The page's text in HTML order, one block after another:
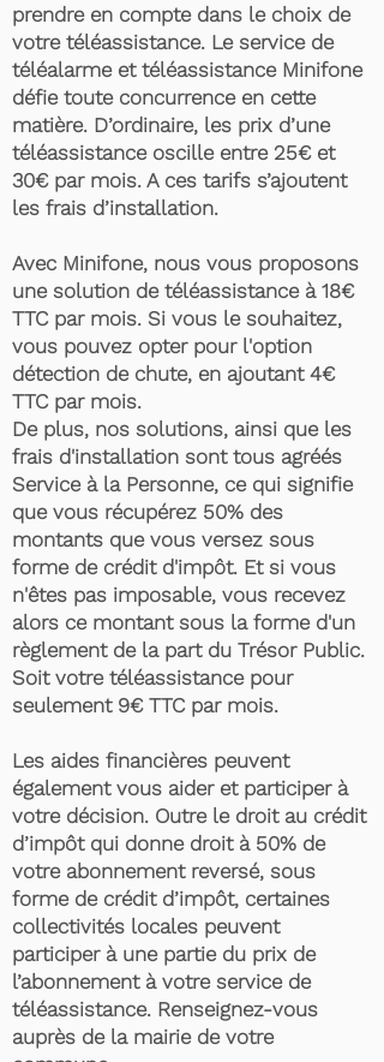
prendre en compte dans le choix de
votre téléassistance. Le service de
téléalarme et téléassistance Minifone
défie toute concurrence en cette
matière. D’ordinaire, les prix d’une
téléassistance oscille entre 25€ et
30€ par mois. A ces tarifs s’ajoutent
les frais d’installation.
Avec Minifone, nous vous proposons
une solution de téléassistance à 18€
TTC par mois. Si vous le souhaitez,
vous pouvez opter pour l'option
détection de chute, en ajoutant 4€
TTC par mois.
De plus, nos solutions, ainsi que les
frais d'installation sont tous agréés
Service à la Personne, ce qui signifie
que vous récupérez 50% des
montants que vous versez sous
forme de crédit d'impôt. Et si vous
n'êtes pas imposable, vous recevez
alors ce montant sous la forme d'un
règlement de la part du Trésor Public.
Soit votre téléassistance pour
seulement 9€ TTC par mois.
Les aides financières peuvent
également vous aider et participer à
votre décision. Outre le droit au crédit
d’impôt qui donne droit à 50% de
votre abonnement reversé, sous
forme de crédit d’impôt, certaines
collectivités locales peuvent
participer à une partie du prix de
l’abonnement à votre service de
téléassistance. Renseignez-vous
auprès de la mairie de votre